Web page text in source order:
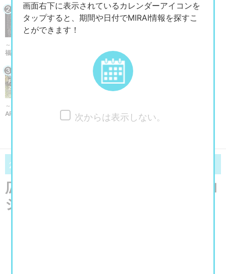
～2026/12/20まで
福岡市美術館 企画展×福岡現代作家ファイル2026 「山内光枝展 潮ノ記」
～2026/10/4まで
ART FAIR ASIA FUKUOKA 2026
2026
広島市現代美術館 「第12回ヒロ
シマ賞受賞記念 メル・チン展」
画面右下に表示されているカレンダーアイコンを
タップすると、期間や日付でMIRAI情報を探すこ
とができます！
次からは表示しない。